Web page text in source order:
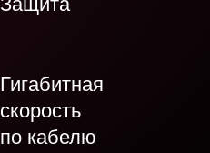
Гигабитная
скорость
по кабелю